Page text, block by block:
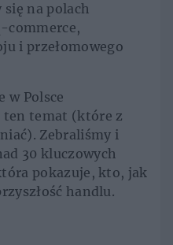
się na polach
commerce,
i przełomowego
w Polsce
ten temat (które z
Zebraliśmy i
30 kluczowych
pokazuje, kto, jak
handlu.